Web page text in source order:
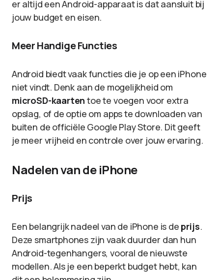
er altijd een Android-apparaat is dat aansluit bij
jouw budget en eisen.
Meer Handige Functies
Android biedt vaak functies die je op een iPhone
niet vindt. Denk aan de mogelijkheid om
microSD-kaarten toe te voegen voor extra
opslag, of de optie om apps te downloaden van
buiten de officiële Google Play Store. Dit geeft
je meer vrijheid en controle over jouw ervaring.
Nadelen van de iPhone
Prijs
Een belangrijk nadeel van de iPhone is de prijs.
Deze smartphones zijn vaak duurder dan hun
Android-tegenhangers, vooral de nieuwste
modellen. Als je een beperkt budget hebt, kan